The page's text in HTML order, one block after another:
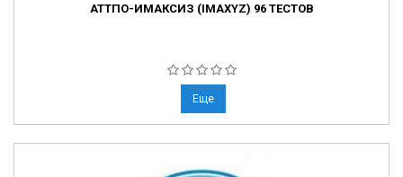
АТТПО-ИМАКСИЗ (IMAXYZ) 96 ТЕСТОВ
Еще